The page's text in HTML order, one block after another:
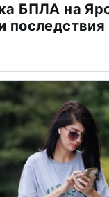
БПЛА на
последствия